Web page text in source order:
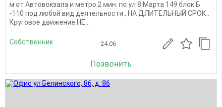
м от Автовокзала и метро 2 мин. по ул 8 Марта 149 блок Б
-110 под любой вид деятельности , НА ДЛИТЕЛЬНЫЙ СРОК..
Круговое движение.НЕ...
Собственник 24.06
Позвонить